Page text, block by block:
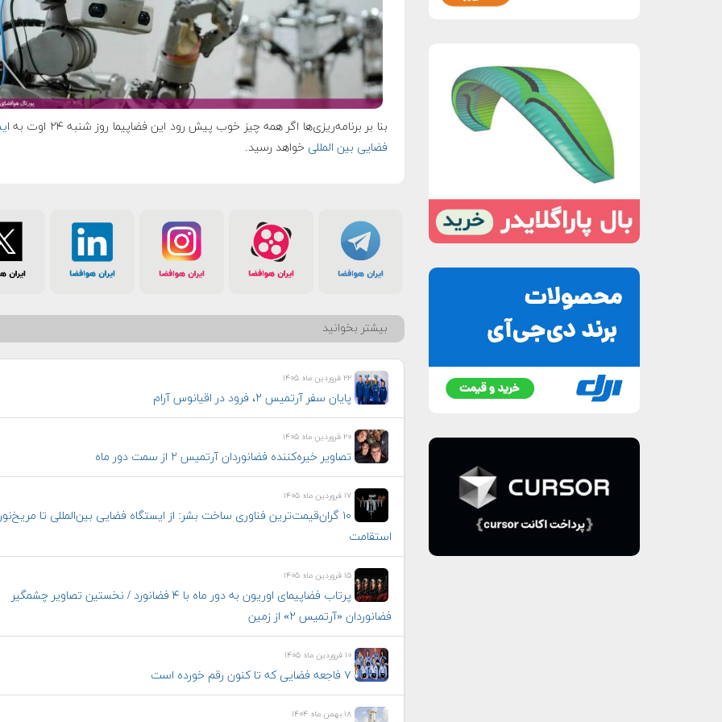
بنا بر برنامه‌ریزی‌ها اگر همه چیز خوب پیش رود این فضاپیما روز شنبه ۲۴ اوت به ا
فضایی بین المللی خواهد رسید.
بیشتر بخوانید
۲۲ فروردین ماه ۱۴۰۵
پایان سفر آرتمیس ۲، فرود در اقیانوس آرام
۲۰ فروردین ماه ۱۴۰۵
تصاویر خیره‌کننده فضانوردان آرتمیس ۲ از سمت دور ماه
۱۷ فروردین ماه ۱۴۰۵
۱۰ گران‌قیمت‌ترین فناوری‌ ساخت بشر: از ایستگاه فضایی بین‌المللی تا
استقامت
۱۵ فروردین ماه ۱۴۰۵
پرتاب فضاپیمای اوریون به دور ماه با ۴ فضانورد / نخستین تصاویر چشمگیر
فضانوردان «آرتمیس ۲» از زمین
۱۰ فروردین ماه ۱۴۰۵
۷ فاجعه فضایی که تا کنون رقم خورده است
۱۸ بهمن ماه ۱۴۰۴